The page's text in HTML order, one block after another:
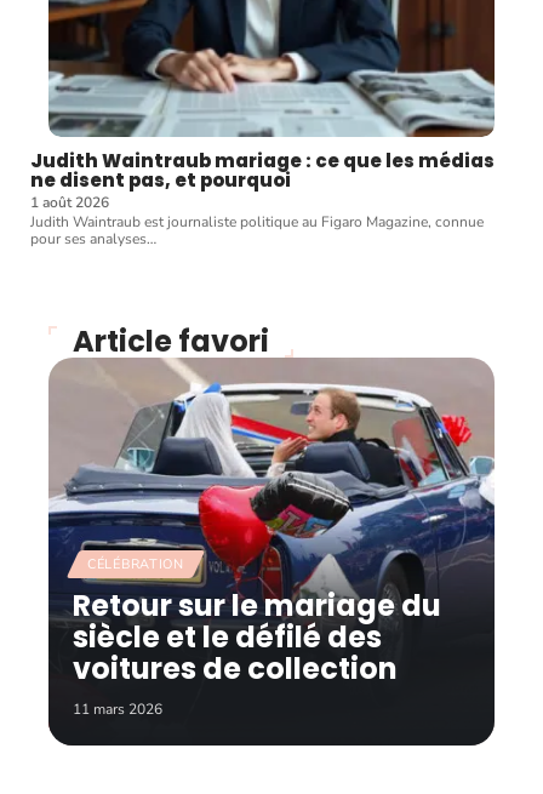
Judith Waintraub mariage : ce que les médias
ne disent pas, et pourquoi
1 août 2026
Judith Waintraub est journaliste politique au Figaro Magazine, connue
pour ses analyses…
Article favori
CÉLÉBRATION
Retour sur le mariage du
siècle et le défilé des
voitures de collection
11 mars 2026